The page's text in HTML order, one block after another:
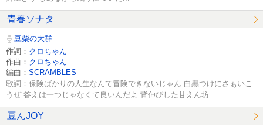
青春ソナタ
豆柴の大群
作詞： クロちゃん
作曲： クロちゃん
編曲： SCRAMBLES
歌詞：保険ばかりの人生なんて冒険できないじゃん 白黒つけにさぁいこ
うぜ 答えは一つじゃなくて良いんだよ 背伸びした甘えん坊...
豆んJOY